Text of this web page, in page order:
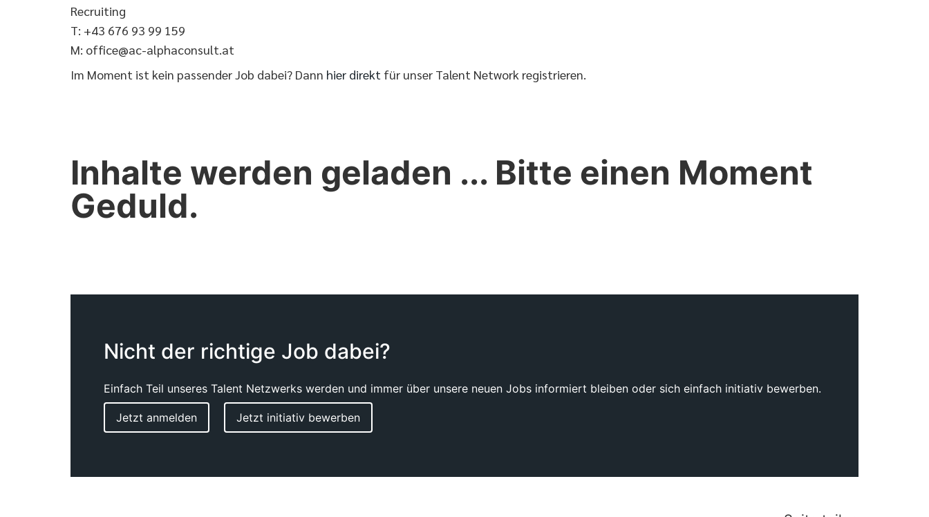
Recruiting
T: +43 676 93 99 159
M: office@ac-alphaconsult.at
Im Moment ist kein passender Job dabei? Dann hier direkt für unser Talent Network registrieren.
Inhalte werden geladen ... Bitte einen Moment
Geduld.
Nicht der richtige Job dabei?
Einfach Teil unseres Talent Netzwerks werden und immer über unsere neuen Jobs informiert bleiben oder sich einfach initiativ bewerben.
Jetzt anmelden Jetzt initiativ bewerben